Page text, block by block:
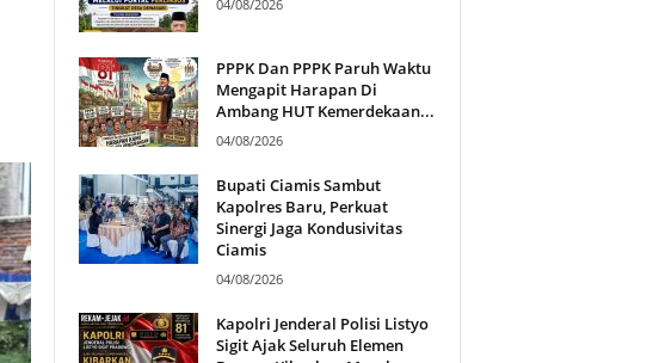
04/08/2026
PPPK Dan PPPK Paruh Waktu
Mengapit Harapan Di
Ambang HUT Kemerdekaan...
04/08/2026
Bupati Ciamis Sambut
Kapolres Baru, Perkuat
Sinergi Jaga Kondusivitas
Ciamis
04/08/2026
Kapolri Jenderal Polisi Listyo
Sigit Ajak Seluruh Elemen